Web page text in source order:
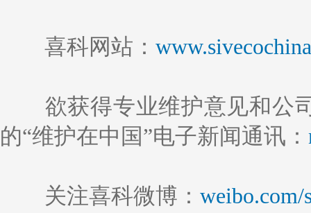
喜科网站：
欲获得专业维护意见和公
的“维护在中国”电子新闻通讯：
关注喜科微博： weibo.com/